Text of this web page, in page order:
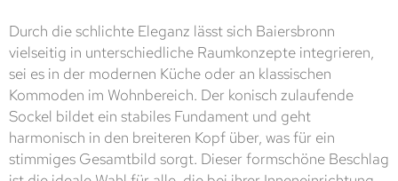
Durch die schlichte Eleganz lässt sich Baiersbronn
vielseitig in unterschiedliche Raumkonzepte integrieren,
sei es in der modernen Küche oder an klassischen
Kommoden im Wohnbereich. Der konisch zulaufende
Sockel bildet ein stabiles Fundament und geht
harmonisch in den breiteren Kopf über, was für ein
stimmiges Gesamtbild sorgt. Dieser formschöne Beschlag